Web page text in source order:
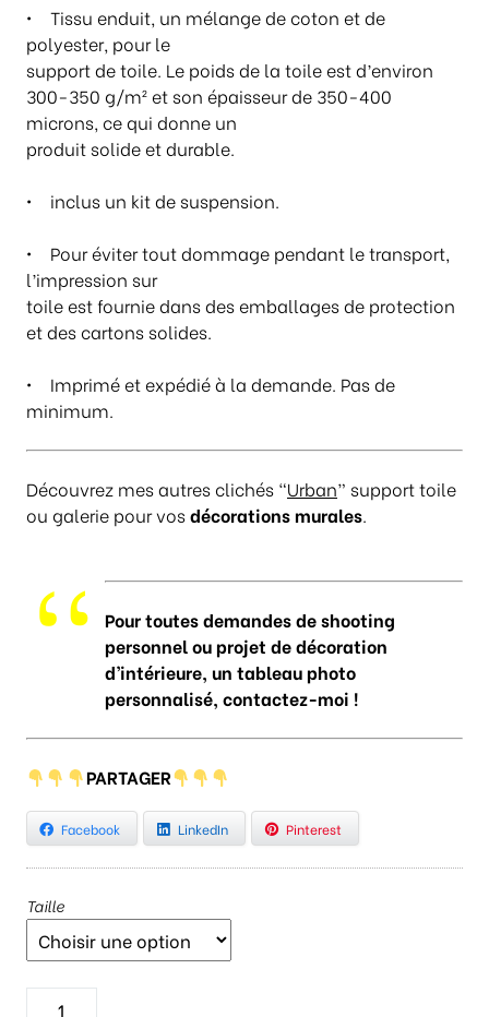
0
• Tissu enduit, un mélange de coton et de
polyester, pour le
support de toile. Le poids de la toile est d’environ
300-350 g/m² et son épaisseur de 350-400
microns, ce qui donne un
produit solide et durable.
• inclus un kit de suspension.
• Pour éviter tout dommage pendant le transport,
l’impression sur
toile est fournie dans des emballages de protection
et des cartons solides.
• Imprimé et expédié à la demande. Pas de
minimum.
Découvrez mes autres clichés “Urban” support toile
ou galerie pour vosdécorations murales.
Pour toutes demandes de shooting
personnel ou projet de décoration
d’intérieure, un tableau photo
personnalisé, contactez-moi !
PARTAGER
Facebook LinkedIn Pinterest
Taille
q